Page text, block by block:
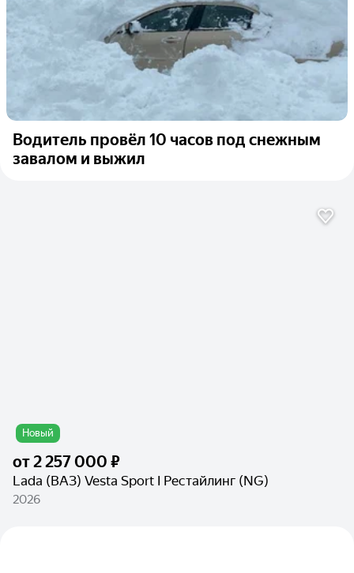
Водитель провёл 10 часов под снежным
завалом и выжил
Новый
от2 257 000 ₽
Lada (ВАЗ) Vesta Sport I Рестайлинг (NG)
2026